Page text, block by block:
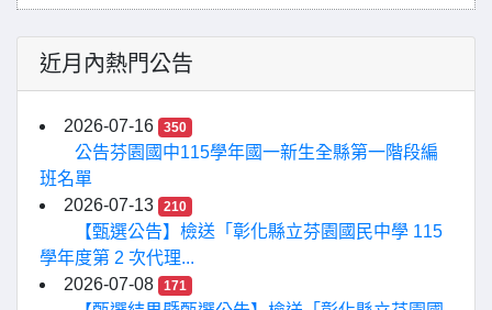
近月內熱門公告
2026-07-16 350
公告芬園國中115學年國一新生全縣第一階段編
班名單
2026-07-13
210
【甄選公告】檢送「彰化縣立芬園國民中學 115
學年度第 2 次代理...
2026-07-08
171